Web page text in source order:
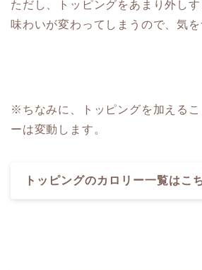
ただし、トッピングをあまり外し
味わいが変わってしまうので、気を
※ちなみに、トッピングを加えるこ
ーは変動します。
トッピングのカロリー一覧はこ